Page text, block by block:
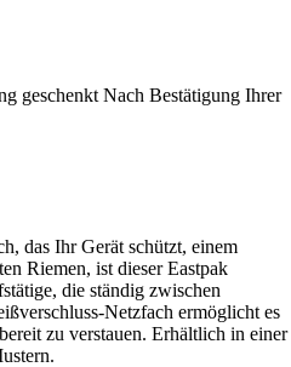
geschenkt Nach Bestätigung Ihrer
das Ihr Gerät schützt, einem
Riemen, ist dieser Eastpak
die ständig zwischen
Netzfach ermöglicht es
zu verstauen. Erhältlich in einer